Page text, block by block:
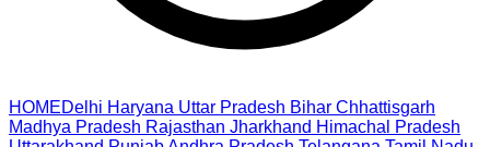
HOMEDelhi Haryana Uttar Pradesh Bihar Chhattisgarh
Madhya Pradesh Rajasthan Jharkhand Himachal Pradesh